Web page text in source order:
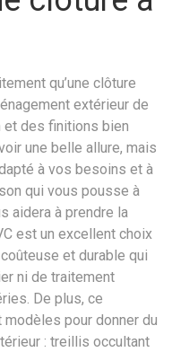
qu’une clôture
extérieur de
et des finitions bien
une belle allure, mais
à vos besoins et à
qui vous pousse à
aidera à prendre la
est un excellent choix
et durable qui
ni de traitement
De plus, ce
pour donner du
: treillis occultant